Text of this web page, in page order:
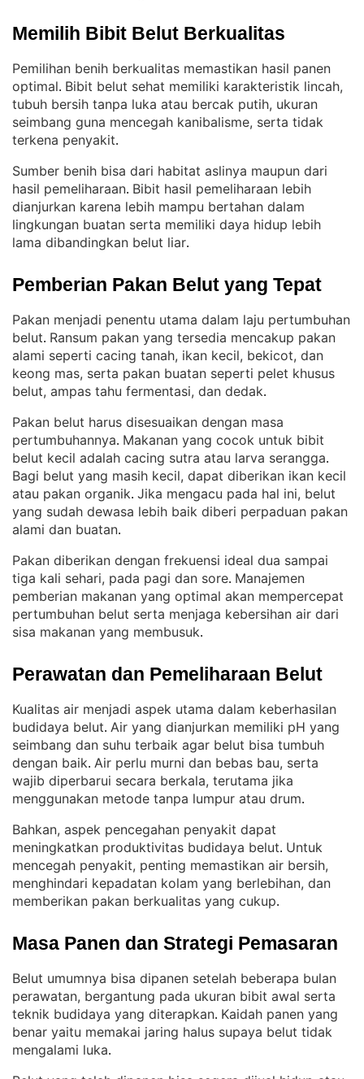
Memilih Bibit Belut Berkualitas
Pemilihan benih berkualitas memastikan hasil panen
optimal. Bibit belut sehat memiliki karakteristik lincah,
tubuh bersih tanpa luka atau bercak putih, ukuran
seimbang guna mencegah kanibalisme, serta tidak
terkena penyakit.
Sumber benih bisa dari habitat aslinya maupun dari
hasil pemeliharaan. Bibit hasil pemeliharaan lebih
dianjurkan karena lebih mampu bertahan dalam
lingkungan buatan serta memiliki daya hidup lebih
lama dibandingkan belut liar.
Pemberian Pakan Belut yang Tepat
Pakan menjadi penentu utama dalam laju pertumbuhan
belut. Ransum pakan yang tersedia mencakup pakan
alami seperti cacing tanah, ikan kecil, bekicot, dan
keong mas, serta pakan buatan seperti pelet khusus
belut, ampas tahu fermentasi, dan dedak.
Pakan belut harus disesuaikan dengan masa
pertumbuhannya. Makanan yang cocok untuk bibit
belut kecil adalah cacing sutra atau larva serangga
Bagi belut yang masih kecil, dapat diberikan ikan kecil
atau pakan organik. Jika mengacu pada hal ini, belut
yang sudah dewasa lebih baik diberi perpaduan pakan
alami dan buatan.
Pakan diberikan dengan frekuensi ideal dua sampai
tiga kali sehari, pada pagi dan sore. Manajemen
pemberian makanan yang optimal akan mempercepat
pertumbuhan belut serta menjaga kebersihan air dari
sisa makanan yang membusuk.
Perawatan dan Pemeliharaan Belut
Kualitas air menjadi aspek utama dalam keberhasilan
budidaya belut. Air yang dianjurkan memiliki pH yang
seimbang dan suhu terbaik agar belut bisa tumbuh
dengan baik. Air perlu murni dan bebas bau, serta
wajib diperbarui secara berkala, terutama jika
menggunakan metode tanpa lumpur atau drum.
Bahkan, aspek pencegahan penyakit dapat
meningkatkan produktivitas budidaya belut. Untuk
mencegah penyakit, penting memastikan air bersih,
menghindari kepadatan kolam yang berlebihan, dan
memberikan pakan berkualitas yang cukup.
Masa Panen dan Strategi Pemasaran
Belut umumnya bisa dipanen setelah beberapa bulan
perawatan, bergantung pada ukuran bibit awal serta
teknik budidaya yang diterapkan. Kaidah panen yang
benar yaitu memakai jaring halus supaya belut tidak
mengalami luka.